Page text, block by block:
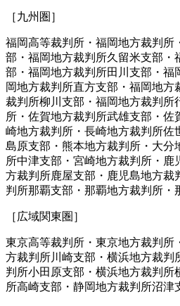
［九州圏］
福岡高等裁判所・福岡地方裁判所
部・福岡地方裁判所久留米支部・
部・福岡地方裁判所田川支部・福
岡地方裁判所直方支部・福岡地
裁判所柳川支部・福岡地方裁判所
所・佐賀地方裁判所武雄支部・佐
崎地方裁判所・長崎地方裁判所佐
島原支部・熊本地方裁判所・大分
所中津支部・宮崎地方裁判所・鹿
方裁判所鹿屋支部・鹿児島地方裁
判所那覇支部・那覇地方裁判所・
［広域関東圏］
東京高等裁判所・東京地方裁判所
方裁判所川崎支部・横浜地方裁判
判所小田原支部・横浜地方裁判所
所高崎支部・静岡地方裁判所沼津